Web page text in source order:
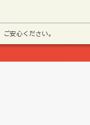
安心ください。